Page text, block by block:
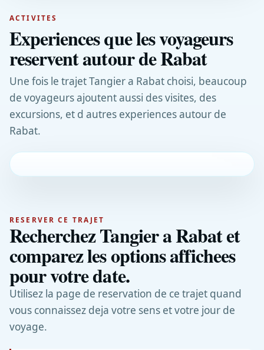
ACTIVITES
Experiences que les voyageurs
reservent autour de Rabat
Une fois le trajet Tangier a Rabat choisi, beaucoup
de voyageurs ajoutent aussi des visites, des
excursions, et d autres experiences autour de
Rabat.
RESERVER CE TRAJET
Recherchez Tangier a Rabat et
comparez les options affichees
pour votre date.
Utilisez la page de reservation de ce trajet quand
vous connaissez deja votre sens et votre jour de
voyage.